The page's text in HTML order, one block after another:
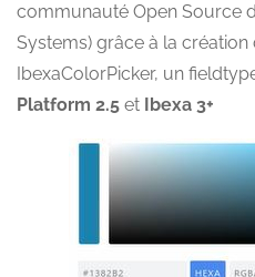
communauté Open Source
Systems) grâce à la
IbexaColorPicker, un
Platform 2.5 et Ibexa 3+